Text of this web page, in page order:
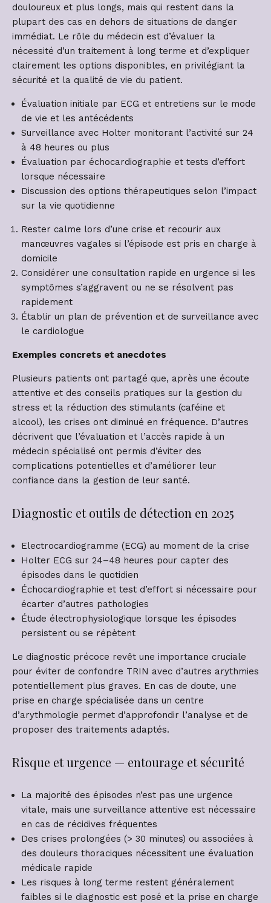
douloureux et plus longs, mais qui restent dans la
plupart des cas en dehors de situations de danger
immédiat. Le rôle du médecin est d’évaluer la
nécessité d’un traitement à long terme et d’expliquer
clairement les options disponibles, en privilégiant la
sécurité et la qualité de vie du patient.
Évaluation initiale par ECG et entretiens sur le mode
de vie et les antécédents
Surveillance avec Holter monitorant l’activité sur 24
à 48 heures ou plus
Évaluation par échocardiographie et tests d’effort
lorsque nécessaire
Discussion des options thérapeutiques selon l’impact
sur la vie quotidienne
Rester calme lors d’une crise et recourir aux
manœuvres vagales si l’épisode est pris en charge à
domicile
Considérer une consultation rapide en urgence si les
symptômes s’aggravent ou ne se résolvent pas
rapidement
Établir un plan de prévention et de surveillance avec
le cardiologue
Exemples concrets et anecdotes
Plusieurs patients ont partagé que, après une écoute
attentive et des conseils pratiques sur la gestion du
stress et la réduction des stimulants (caféine et
alcool), les crises ont diminué en fréquence. D’autres
décrivent que l’évaluation et l’accès rapide à un
médecin spécialisé ont permis d’éviter des
complications potentielles et d’améliorer leur
confiance dans la gestion de leur santé.
Diagnostic et outils de détection en 2025
Electrocardiogramme (ECG) au moment de la crise
Holter ECG sur 24–48 heures pour capter des
épisodes dans le quotidien
Échocardiographie et test d’effort si nécessaire pour
écarter d’autres pathologies
Étude électrophysiologique lorsque les épisodes
persistent ou se répètent
Le diagnostic précoce revêt une importance cruciale
pour éviter de confondre TRIN avec d’autres arythmies
potentiellement plus graves. En cas de doute, une
prise en charge spécialisée dans un centre
d’arythmologie permet d’approfondir l’analyse et de
proposer des traitements adaptés.
Risque et urgence — entourage et sécurité
La majorité des épisodes n’est pas une urgence
vitale, mais une surveillance attentive est nécessaire
en cas de récidives fréquentes
Des crises prolongées (> 30 minutes) ou associées à
des douleurs thoraciques nécessitent une évaluation
médicale rapide
Les risques à long terme restent généralement
faibles si le diagnostic est posé et la prise en charge